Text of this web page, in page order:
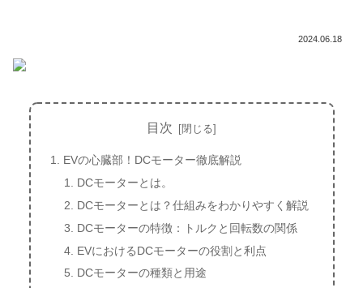
2024.06.18
目次
EVの心臓部！DCモーター徹底解説
DCモーターとは。
DCモーターとは？仕組みをわかりやすく解説
DCモーターの特徴：トルクと回転数の関係
EVにおけるDCモーターの役割と利点
DCモーターの種類と用途